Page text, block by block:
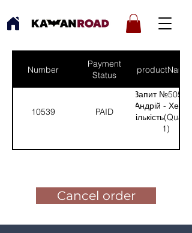
Number
Payment
Status
productNames
10539 PAID
Запит №505 від:
Андрій - Херсон
1)
Cancel order